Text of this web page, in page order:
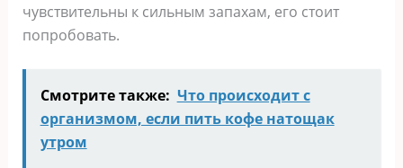
чувствительны к сильным запахам, его стоит
попробовать.
Смотрите также: Что происходит с
организмом, если пить кофе натощак
утром